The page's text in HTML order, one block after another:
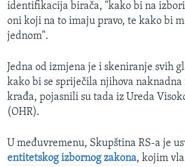
identifikacija birača, "kako bi na
oni koji na to imaju pravo, te kako bi
jednom".
Jedna od izmjena je i skeniranje svih
kako bi se spriječila njihova
krađa, pojasnili su tada iz Ureda
(OHR).
U međuvremenu, Skupština RS-a je
entitetskog izbornog zakona, kojim